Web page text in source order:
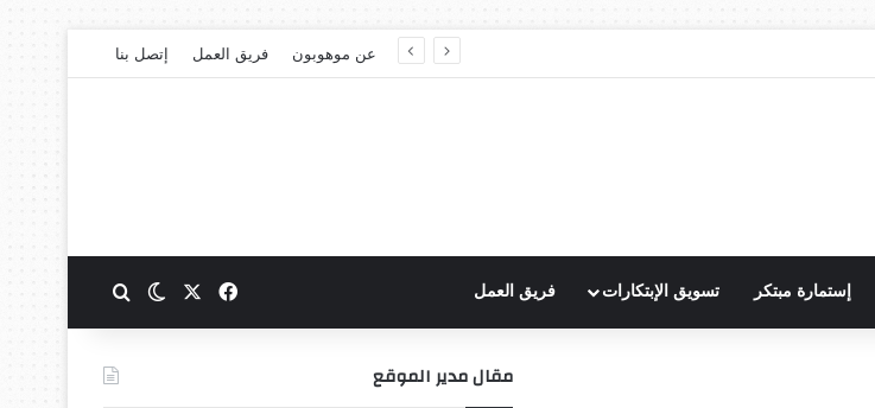
عن موهوبون فريق العمل إتصل بنا
إستمارة مبتكر تسويق الإبتكارات فريق العمل فيسبوك الوضع المظلم
مقال مدير الموقع